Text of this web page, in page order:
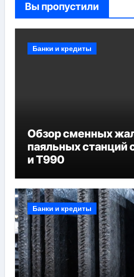
Вы пропустили
Банки и кредиты
Обзор сменных
паяльных станций
и T990
Банки и кредиты